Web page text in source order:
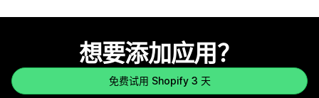
想要添加应用？
免费试用 Shopify 3 天